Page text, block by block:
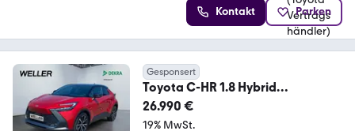
Kontakt Parken
Gesponsert
Toyota C-HR 1.8 Hybrid
Teamplayer
*LED*ACC*CAM*SHZ*PDC*
26.990 €
19% MwSt.